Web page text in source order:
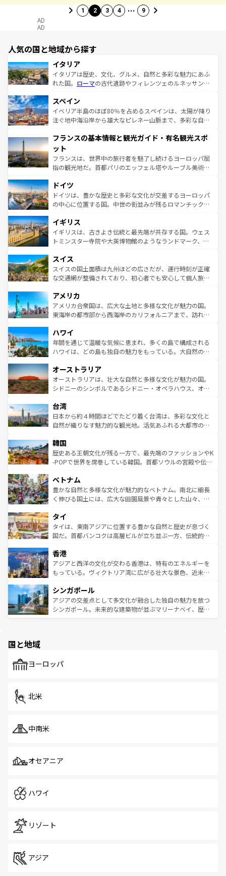
1 2 3 4 … 9
AD
AD
人気の国と地域から探す
イタリア
イタリアは歴史、文化、グルメ、自然と多彩な魅力にあふ
れた国。 ローマの古代遺跡やフィレンツェのルネッサンス
ろん、トスカーナの美しい田園風景やアマルフィ海岸の絶
景など、自然景観も見逃せない。観光の合間には、本場の
ピザやパスタなど、絶品のイタリア料理を堪能することも
ませてくれるイタリアで、忘れられない旅をしてみよう！
なお、新着のイタリア情報は
しい。
スペイン
イベリア半島のほぼ80％を占めるスペインは、太陽が降り
注ぐ地中海沿岸から雄大なピレネー山脈まで、多彩な自然
文化が根付くこの国では、情熱的なフラメンコ、熱気あふ
れる闘牛、そして美味しいタパスが生活の一部となってい
る。首都マドリードの洗練された雰囲気や、バルセロナの
アートに溢れた街角から、地方では古代ローマ遺跡や中世
せる。地方によって風土や気候が異なるスペインはその個
性で訪れる人を魅了する。 なお、新着のスペイン情報は コ
ンテンツ一覧を参照してほしい。
フランスの基本情報と観光ガイド・有名観光スポ
ット
フランスは、世界中の旅行者を魅了し続けるヨーロッパ屈
指の観光地だ。首都パリのエッフェル塔やルーブル美術館
で、幅広い魅力が詰まっている。華麗な宮殿、歴史的な大
聖堂、美しいビーチ、そして豊かな自然が、訪れる者を心
から魅了する。また、フランスは美食の国としても知ら
いる。シャンパンの発祥地であるランス、プロヴァンスの
香り高いラベンダー畑など、多彩な楽しみ方が可能だ。さ
らに、パリ以外の地域にも魅力が溢れており、どの街角に
れる地方に足を運ぶとそれぞれで全く異なる文化を体験で
きるだろう。 なお、新着のフランス情報はコンテンツ一覧
を参照してほしい。
ドイツ
ドイツは、豊かな歴史と多彩な文化が交差するヨーロッパ
の中心に位置する国。中世の街並みが残るロマンチック街
顔を持つこの国は、どこを歩いても飽きることがない。ベ
ルリンの文化的活気、バイエルン州のアルプスの絶景、そ
してライン川沿いのワイン畑といった風景は必見。ビール
は、お酒好きな人にはぜひ体験してほしい。 なお、新着の
ドイツ情報はコンテンツ一覧を参照してほしい。
イギリス
イギリスは、古きよき伝統と最先端が共存する国。ウェス
トミンスター寺院や大英博物館のようなランドマーク、歴
リアごとに異なる魅力がある。また、優雅なアフタヌーン
ティー、ビール好きにはたまらない英国パブ、サッカー観
戦など、本場だからこそできる体験も豊富。イギリスを旅
ンツ一覧を参照してほしい。
スイス
スイスの国土面積は九州ほどの広さだが、運行時刻が正確
な交通網が整備されており、初心者でも安心して個人旅行
の建物がそのまま残る町や、スイスならではのユニークな
博物館もあり、アルプス観光だけでなく町歩きも満喫する
ことができる。国民の所得が高いため物価も高いが、旅行
ば市内交通費無料で観光を楽しむこともできる。 なお、新
着のスイス情報はコンテンツ一覧 を参照してほしい。
アメリカ
アメリカ合衆国は、広大な土地と多様な文化が魅力の国。
東海岸の都市部から西海岸のカリフォルニアまで、訪れる
のような巨大都市は、観光、ショッピング、エンターテイ
ンメントが詰まった刺激的なスポットだ。一方、アメリカ
西部には大自然が広がり、グランドキャニオンやイエロー
部のニューオーリンズでは、音楽と美食が融合した独特の
文化が魅力。旅行者はアメリカの各地域で異なる魅力を楽
しみながら、その多様性と豊かな歴史を感じることができ
ならではの贅沢な旅のスタイルだ。 なお、新着のアメリカ
情報はコンテンツ一覧を参照してほしい。
ハワイ
年間を通じて温暖な気候に恵まれ、多くの島で構成される
ハワイは、どの島も独自の魅力をもっている。大自然の神
ワイ島は見逃せない。また、定番の観光地といえばオアフ
島だが、静かな自然を求めるならマウイ島やカウアイ島が
おすすめ。エメラルドグリーンに輝く海をはじめ、豊かな
れるおもてなしの心で訪れる人々を迎えてくれるハワイの
人々、おいしいローカルフードやハワイアンミュージッ
ク、伝統的なフラダンスなど、すべてがハワイの魅力を彩
ワイを、存分に味わってほしい。 なお、新着のハワイ情報
はコンテンツ一覧を参照してほしい。
オーストラリア
オーストラリアは、壮大な自然と多様な文化が魅力の国。
シドニーのシンボルであるシドニー・オペラハウス、オー
リアリーフや大陸中央部にそびえるウルル（エアーズロッ
ク）、タスマニアの美しい原生林やケアンズの熱帯雨林な
ど、見どころがたくさん。また、カフェやワイン、オージ
いる。アクティビティも充実しており、サーフィンやダイ
ビング、ハイキングなど、アウトドア好きにはたまらな
い。オーストラリアの多彩な魅力を存分に味わいつくそ
参照してほしい。
台湾
日本から約４時間ほどでたどり着く台湾は、多彩な文化と
自然が織りなす魅力的な観光地。活気あふれる大都市の台
ン）、静ひつな山岳地帯である台湾東部など、都市の喧騒
と山間の静けさが共存しており、訪れる人に新しい発見と
驚きをもたらしてくれる。また、奥深い台湾の食文化も魅
容にもいいと評判のスイーツなど、バラエティ豊かな料理
が味わえる。 なお、新着の台湾情報は コンテンツ一覧を参
照してほしい。
韓国
歴史ある王朝文化が残る一方で、最先端のファッションやK
-POPで世界を席巻している韓国。首都ソウルの宮殿や伝統
き、地方に足を延ばせば四季折々の自然美を楽しむことが
できる。そして、キムチや焼肉、絶品のストリートフード
まで、さまざまな韓国料理が待っている。夜には、韓国な
リティに包まれながら、韓国の多彩な魅力を心ゆくまで味
わってみてほしい。 なお、新着の韓国情報はコンテンツ一
覧を参照してほしい。
ベトナム
豊かな自然と多様な文化が魅力的なベトナム。南北に細長
く伸びる国土には、広大な田園風景や青々とした山々、世
急速な発展と共に伝統が息づく。ハノイの古い町並みやホ
ーチミン市のフランス統治時代の建物も、独特の雰囲気を
醸し出している。また、バラエティの豊かさとおいしさで
とつ。フォーやバインミー、ベトナムコーヒーなどは、ぜ
ひ現地で味わいたい。どの地域を訪れてもあたたかい人々
が旅行者を迎えてくれるので、きっと忘れられない旅にな
参照してほしい。
タイ
タイは、東南アジアに位置する豊かな自然と歴史が息づく
国だ。首都バンコクは高層ビルが立ち並ぶ一方、伝統的な
の活気が交差している。北部ではチェンマイなどの山岳地
帯で自然と触れ合い、南部ではプーケットやクラビの美し
いビーチでリゾート気分を楽しむことができる。タイ料理
激する。気候は一年中温暖で、どの季節にも異なる楽しみ
が待っている。親しみやすいタイの人々、仏教を中心とし
た文化、そして多様な観光資源が、訪れる旅人を魅了し続
香港
アジアと西洋の文化が交わる香港は、特有のエネルギーを
もっている。ヴィクトリア湾に広がる壮大な景色、近未来
み、どこを訪れても感動するはず。観光スポットが密集し
ており、効率よく見どころを回れるのも魅力。息をのむよ
うな絶景から文化的な体験まで、香港を存分に楽しみ尽く
シンガポール
アジアの交差点として多文化が融合した独自の魅力を放つ
シンガポール。未来的な建築物が並ぶマリーナベイ、歴史
で、ホーカーズは地元の風情を楽しめる外せないスポット
国と地域
ヨーロッパ
北米
中南米
オセアニア
ハワイ
リゾート
アジア